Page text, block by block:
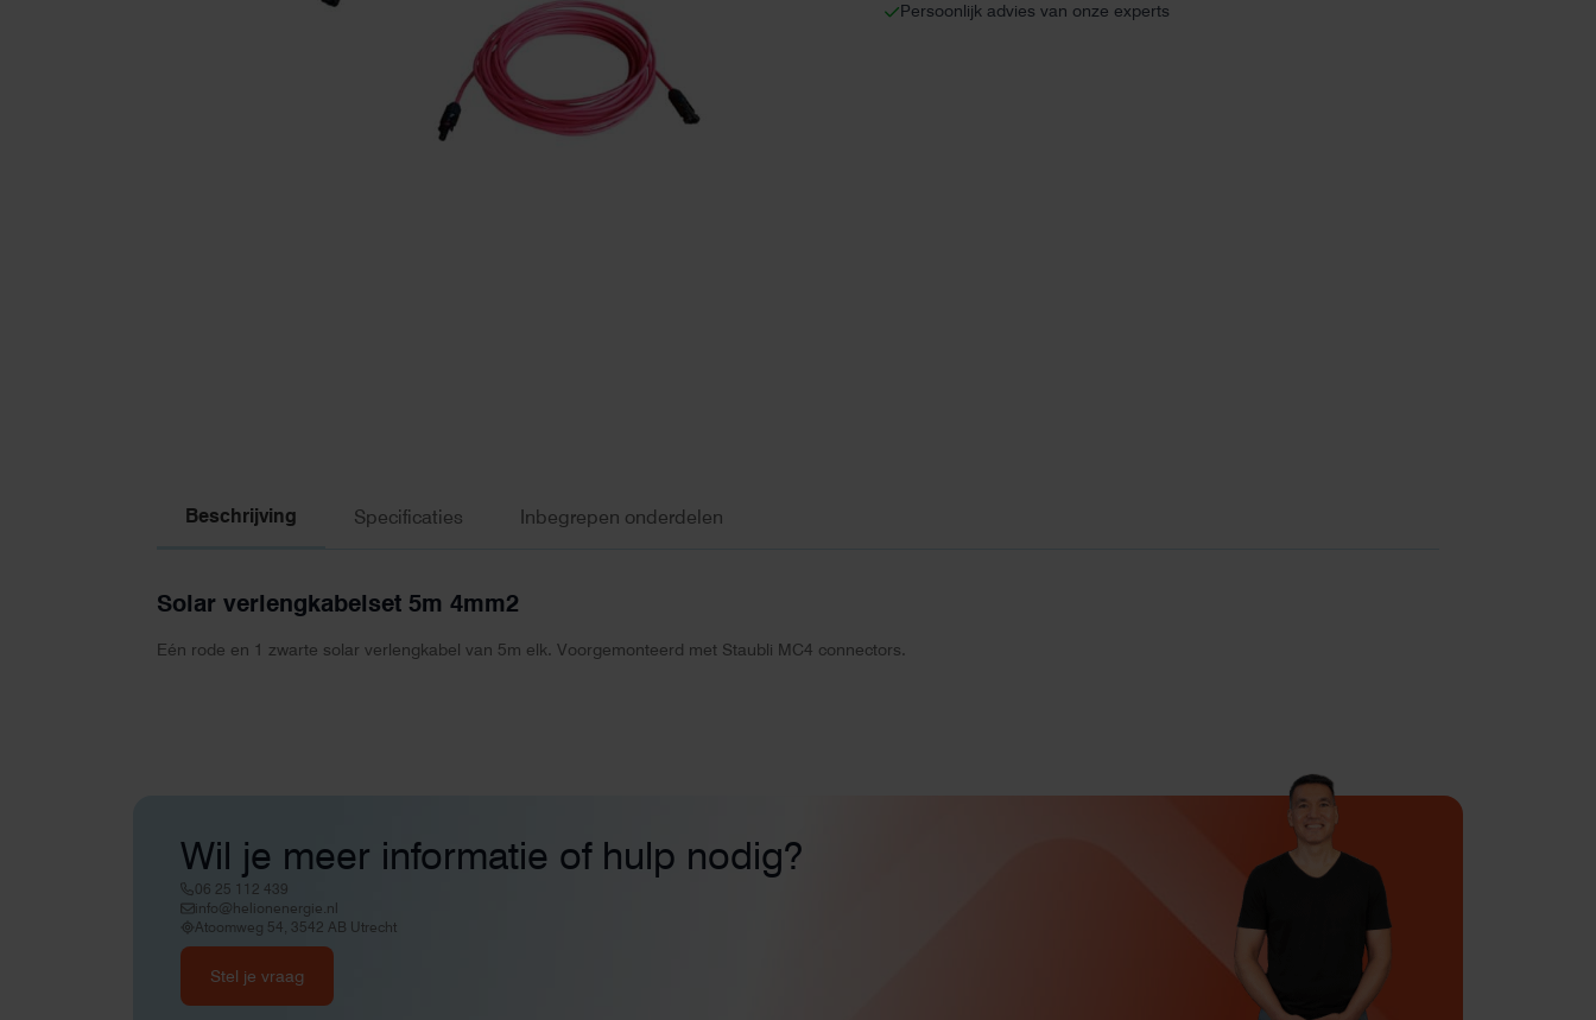
Persoonlijk advies van onze experts
Beschrijving Specificaties Inbegrepen onderdelen
Solar verlengkabelset 5m 4mm2
Eén rode en 1 zwarte solar verlengkabel van 5m elk. Voorgemonteerd met Staubli MC4 connectors.
Wil je meer informatie of hulp nodig?
06 25 112 439
info@helionenergie.nl
Atoomweg 54, 3542 AB Utrecht
Stel je vraag